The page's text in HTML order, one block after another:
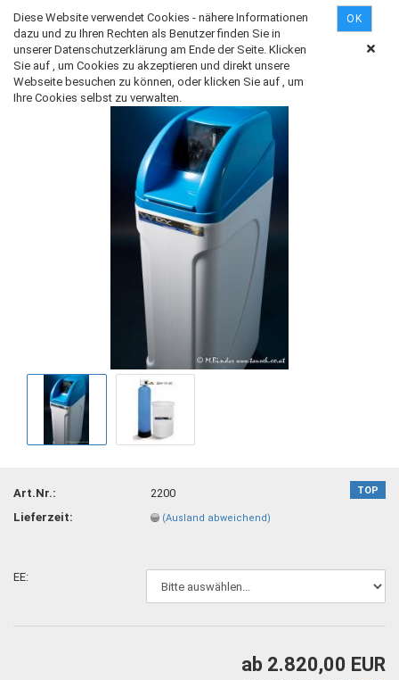
Diese Website verwendet Cookies - nähere Informationen
dazu und zu Ihren Rechten als Benutzer finden Sie in
unserer Datenschutzerklärung am Ende der Seite. Klicken
Sie auf , um Cookies zu akzeptieren und direkt unsere
Webseite besuchen zu können, oder klicken Sie auf , um
Ihre Cookies selbst zu verwalten.
OK
WDV - ENTEISENUNG EE 22 - 66
TOP
Art.Nr.:
2200
Lieferzeit:
(Ausland abweichend)
EE:
ab 2.820,00 EUR